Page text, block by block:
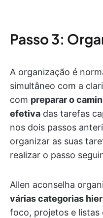
Passo 3:
A organização é
simultâneo com a
com preparar o
efetiva das tarefas
nos dois passos
organizar as suas
realizar o passo
Allen aconselha
várias categorias
foco, projetos e listas